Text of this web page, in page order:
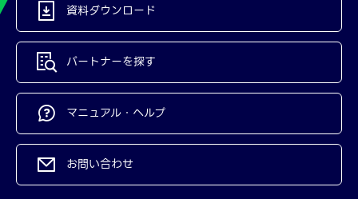
資料ダウンロード
パートナーを探す
マニュアル・ヘルプ
お問い合わせ